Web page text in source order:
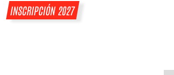
INSCRIPCIÓN 2027